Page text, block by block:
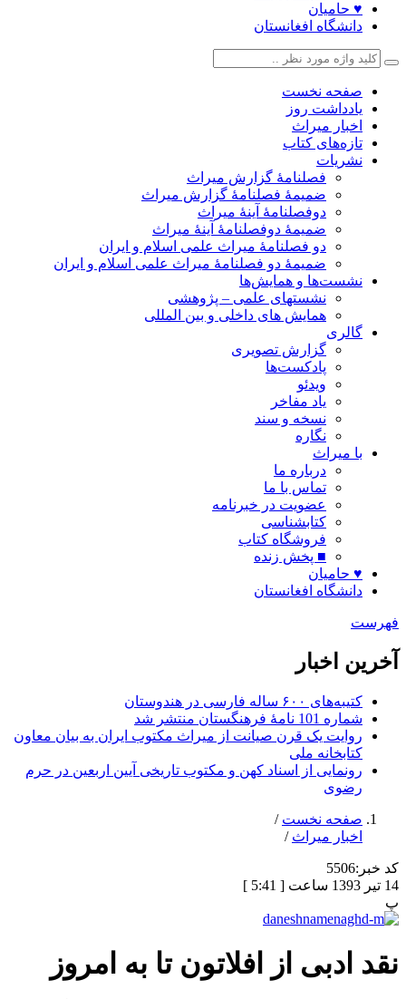
♥ حامیان
دانشگاه افغانستان
صفحه نخست
یادداشت روز
اخبار میراث
تازه‌های کتاب
نشریات
فصلنامۀ گزارش میراث
ضمیمۀ فصلنامۀ گزارش میراث
دوفصلنامۀ آینۀ میراث
ضمیمۀ دوفصلنامۀ آینۀ میراث
دو فصلنامۀ میراث علمی اسلام و ایران
ضمیمۀ دو فصلنامۀ میراث علمی اسلام و ایران
نشست‌ها و همایش‌ها
نشستهای علمی – پژوهشی
همایش های داخلی و بین المللی
گالری
گزارش تصویری
پادکست‌ها
ویدئو
یاد مفاخر
نسخه و سند
نگاره
با میراث
درباره ما
تماس با ما
عضویت در خبرنامه
کتابشناسی
فروشگاه کتاب
■ پخش زنده
♥ حامیان
دانشگاه افغانستان
فهرست
آخرین اخبار
کتیبه‌های ۶۰۰ ساله فارسی در هندوستان
شماره 101 نامۀ فرهنگستان منتشر شد
روایت یک قرن صیانت از میراث مکتوب ایران به بیان معاون
کتابخانه ملی
رونمایی از اسناد کهن و مکتوب تاریخی آیین اربعین در حرم
رضوی
صفحه نخست /
اخبار میراث /
کد خبر:5506
14 تیر 1393 ساعت [ 5:41 ]
پ
نقد ادبی از افلاتون تا به امروز